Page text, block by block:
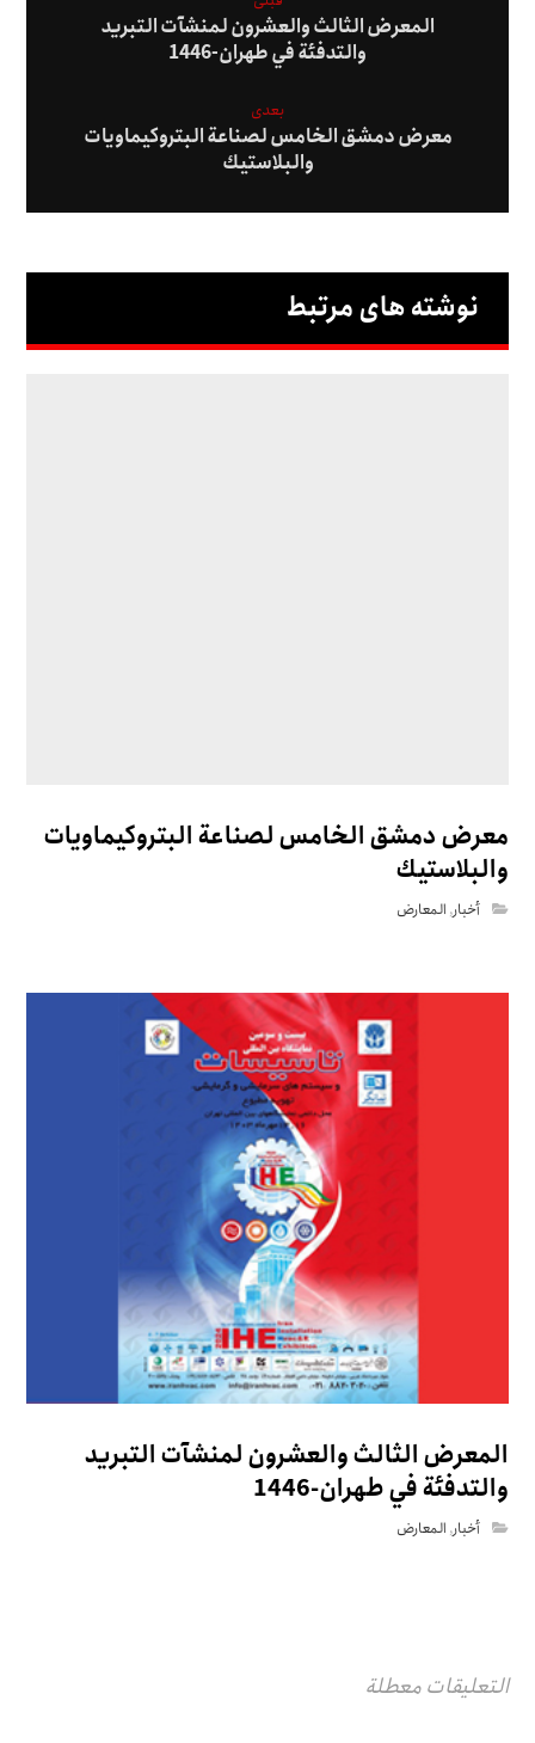
المعرض الثالث والعشرون لمنشآت التبريد
والتدفئة في طهران-1446
بعدی
معرض دمشق الخامس لصناعة البتروكيماويات
والبلاستيك
نوشته های مرتبط
معرض دمشق الخامس لصناعة البتروكيماويات
والبلاستيك
أخبار, المعارض
المعرض الثالث والعشرون لمنشآت التبريد
والتدفئة في طهران-1446
أخبار, المعارض
التعليقات معطلة